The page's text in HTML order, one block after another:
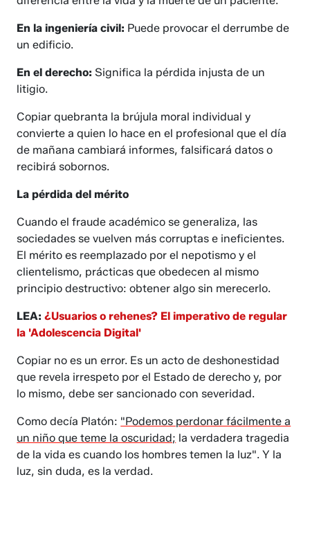
En la ingeniería civil: Puede provocar el derrumbe de
un edificio.
En el derecho: Significa la pérdida injusta de un
litigio.
Copiar quebranta la brújula moral individual y
convierte a quien lo hace en el profesional que el día
de mañana cambiará informes, falsificará datos o
recibirá sobornos.
La pérdida del mérito
Cuando el fraude académico se generaliza, las
sociedades se vuelven más corruptas e ineficientes.
El mérito es reemplazado por el nepotismo y el
clientelismo, prácticas que obedecen al mismo
principio destructivo: obtener algo sin merecerlo.
LEA:¿Usuarios o rehenes? El imperativo de regular
la 'Adolescencia Digital'
Copiar no es un error. Es un acto de deshonestidad
que revela irrespeto por el Estado de derecho y, por
lo mismo, debe ser sancionado con severidad.
Como decía Platón: "Podemos perdonar fácilmente a
un niño que teme la oscuridad; la verdadera tragedia
de la vida es cuando los hombres temen la luz". Y la
luz, sin duda, es la verdad.